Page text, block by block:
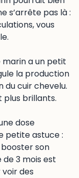
s’arrête pas là :
vous
marin a un petit
la production
du cuir chevelu.
plus brillants.
dose
petite astuce :
son
de 3 mois est
des